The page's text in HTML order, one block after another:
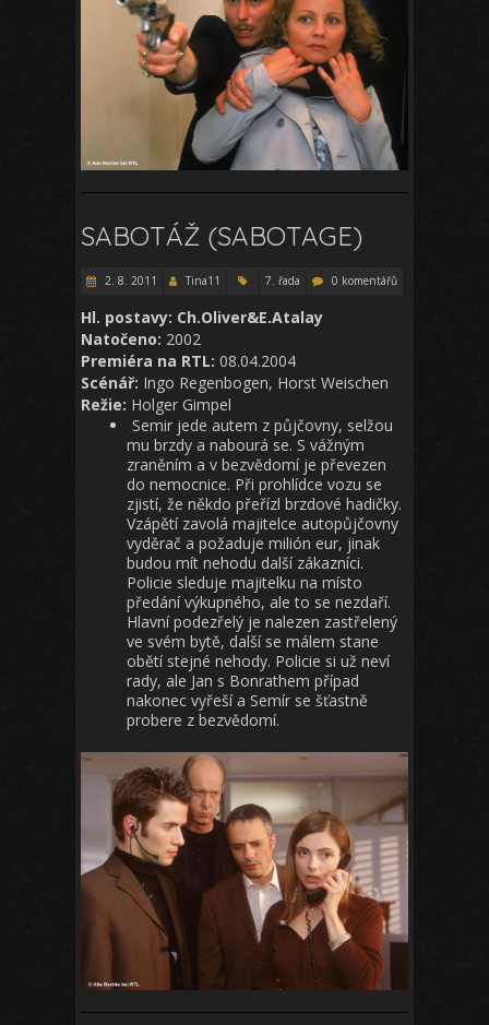
SABOTÁŽ (SABOTAGE)
2. 8. 2011 Tina11 7. řada 0 komentářů
Hl. postavy: Ch.Oliver&E.Atalay
Natočeno: 2002
Premiéra na RTL: 08.04.2004
Scénář: Ingo Regenbogen, Horst Weischen
Režie: Holger Gimpel
Semir jede autem z půjčovny, selžou
mu brzdy a nabourá se. S vážným
zraněním a v bezvědomí je převezen
do nemocnice. Při prohlídce vozu se
zjistí, že někdo přeřízl brzdové hadičky.
Vzápětí zavolá majitelce autopůjčovny
vyděrač a požaduje milión eur, jinak
budou mít nehodu další zákazníci.
Policie sleduje majitelku na místo
předání výkupného, ale to se nezdaří.
Hlavní podezřelý je nalezen zastřelený
ve svém bytě, další se málem stane
obětí stejné nehody. Policie si už neví
rady, ale Jan s Bonrathem případ
nakonec vyřeší a Semír se šťastně
probere z bezvědomí.